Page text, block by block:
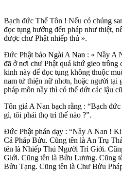
Bạch đức Thế Tôn ! Nếu có chúng
đọc tụng hướng đến pháp như thiệt,
được chư Phật nhiếp thủ ».
Ðức Phật bảo Ngài A Nan : « Nầy A
đã ở nơi chư Phật quá khứ gieo trồng
kinh này để đọc tụng không thuộc
nam tử thiện nữ nhơn, hoặc người tại
pháp môn nầy thì có thể dứt các lậu
Tôn giả A Nan bạch rằng : “Bạch
gì, tôi phải thọ trì thế nào ?”.
Ðức Phật phán dạy : “Nầy A Nan !
Cả Pháp Bửu. Cũng tên là An Trụ
tên là Nhiếp Thủ Người Trì Giới.
Giới. Cũng tên là Bửu Lương. Cũng
Bửu Tạng. Cũng tên là Chư Bửu